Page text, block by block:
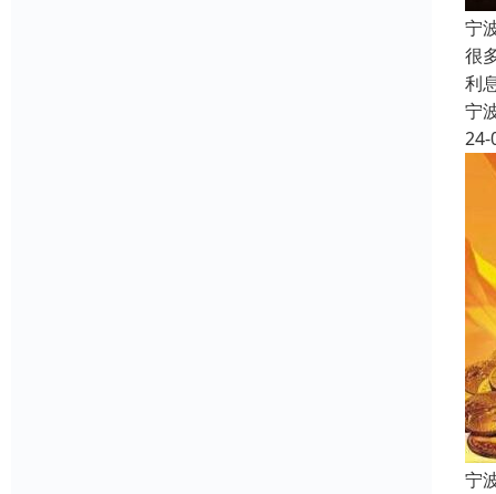
宁
很
利
宁
24-
宁